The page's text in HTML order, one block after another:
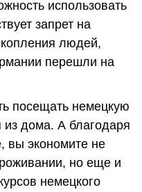
использовать
запрет на
людей,
перешли на
посещать немецкую
дома. А благодаря
вы экономите не
но еще и
немецкого